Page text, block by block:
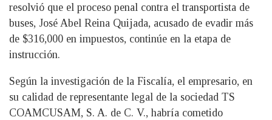
resolvió que el proceso penal contra el transportista de
buses, José Abel Reina Quijada, acusado de evadir más
de $316,000 en impuestos, continúe en la etapa de
instrucción.
Según la investigación de la Fiscalía, el empresario, en
su calidad de representante legal de la sociedad TS
COAMCUSAM, S. A. de C. V., habría cometido